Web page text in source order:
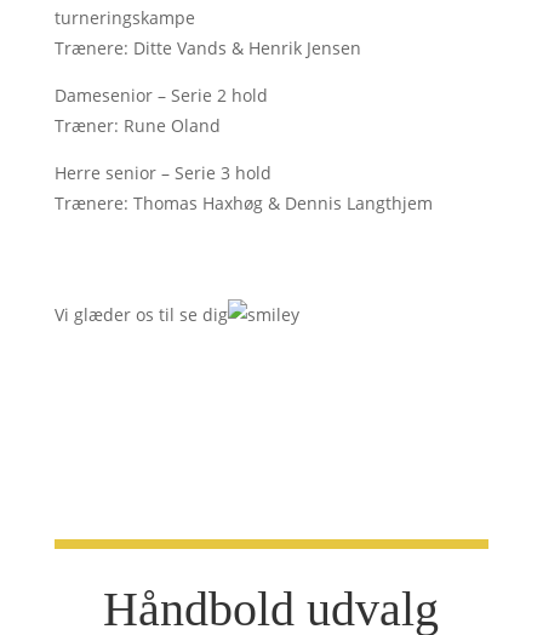
turneringskampe
Trænere: Ditte Vands & Henrik Jensen
Damesenior – Serie 2 hold
Træner: Rune Oland
Herre senior – Serie 3 hold
Trænere: Thomas Haxhøg & Dennis Langthjem
Vi glæder os til se dig
Håndbold udvalg